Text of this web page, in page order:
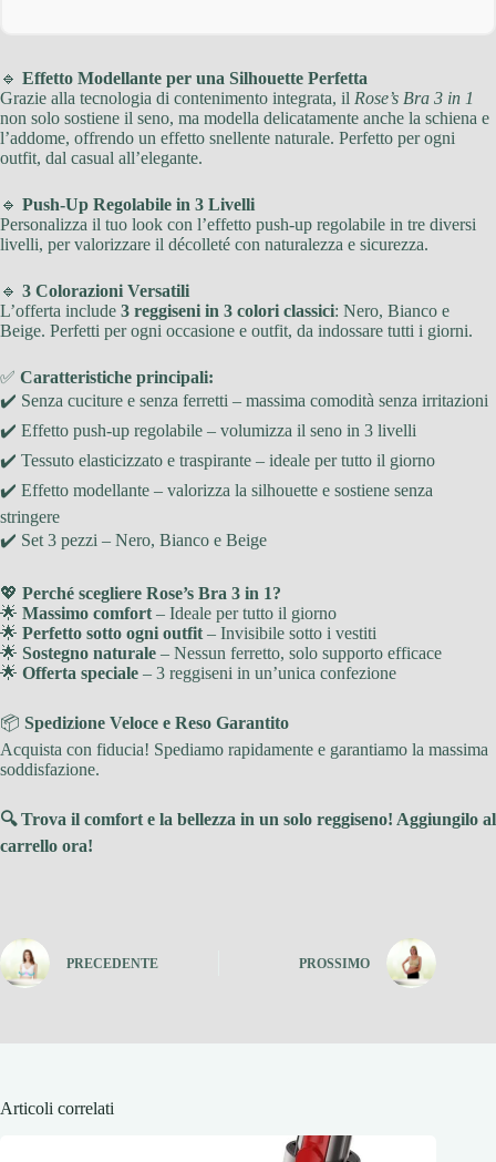
🔹 Effetto Modellante per una Silhouette Perfetta
Grazie alla tecnologia di contenimento integrata, il Rose’s Bra 3 in 1
non solo sostiene il seno, ma modella delicatamente anche la schiena e
l’addome, offrendo un effetto snellente naturale. Perfetto per ogni
outfit, dal casual all’elegante.
🔹 Push-Up Regolabile in 3 Livelli
Personalizza il tuo look con l’effetto push-up regolabile in tre diversi
livelli, per valorizzare il décolleté con naturalezza e sicurezza.
🔹 3 Colorazioni Versatili
L’offerta include 3 reggiseni in 3 colori classici: Nero, Bianco e
Beige. Perfetti per ogni occasione e outfit, da indossare tutti i giorni.
✅ Caratteristiche principali:
✔️ Senza cuciture e senza ferretti – massima comodità senza irritazioni
✔️ Effetto push-up regolabile – volumizza il seno in 3 livelli
✔️ Tessuto elasticizzato e traspirante – ideale per tutto il giorno
✔️ Effetto modellante – valorizza la silhouette e sostiene senza
stringere
✔️ Set 3 pezzi – Nero, Bianco e Beige
💖 Perché scegliere Rose’s Bra 3 in 1?
🌟 Massimo comfort – Ideale per tutto il giorno
🌟 Perfetto sotto ogni outfit – Invisibile sotto i vestiti
🌟 Sostegno naturale – Nessun ferretto, solo supporto efficace
🌟 Offerta speciale – 3 reggiseni in un’unica confezione
📦 Spedizione Veloce e Reso Garantito
Acquista con fiducia! Spediamo rapidamente e garantiamo la massima
soddisfazione.
🔍 Trova il comfort e la bellezza in un solo reggiseno! Aggiungilo al
carrello ora!
PRECEDENTE PROSSIMO
Articoli correlati